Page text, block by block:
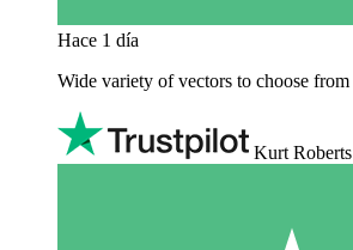
Hace 1 día
Wide variety of vectors to choose from
Kurt Roberts